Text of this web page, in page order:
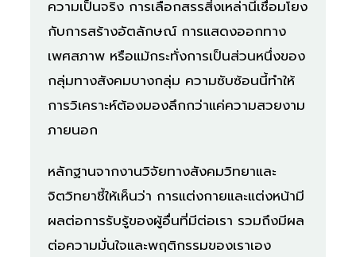
ความเป็นจริง การเลือกสรรสิ่งเหล่านี้เชื่อมโยง
กับการสร้างอัตลักษณ์ การแสดงออกทาง
เพศสภาพ หรือแม้กระทั่งการเป็นส่วนหนึ่งของ
กลุ่มทางสังคมบางกลุ่ม ความซับซ้อนนี้ทำให้
การวิเคราะห์ต้องมองลึกกว่าแค่ความสวยงาม
ภายนอก
หลักฐานจากงานวิจัยทางสังคมวิทยาและ
จิตวิทยาชี้ให้เห็นว่า การแต่งกายและแต่งหน้ามี
ผลต่อการรับรู้ของผู้อื่นที่มีต่อเรา รวมถึงมีผล
ต่อความมั่นใจและพฤติกรรมของเราเอง